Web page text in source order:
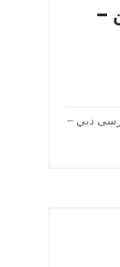
–
دبي –